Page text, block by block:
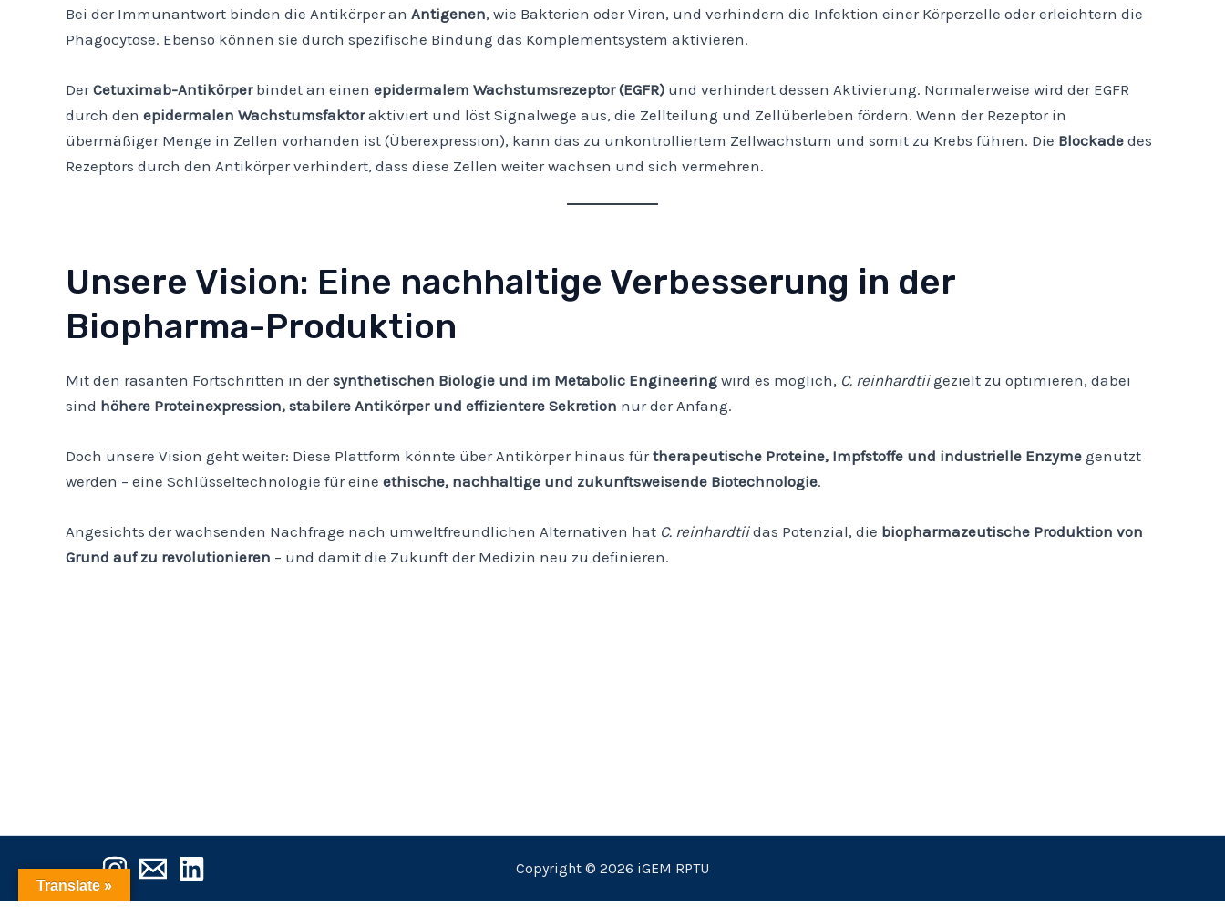
Bei der Immunantwort binden die Antikörper an Antigenen, wie Bakterien oder Viren, und verhindern die Infektion einer Körperzelle oder erleichtern die
Phagocytose. Ebenso können sie durch spezifische Bindung das Komplementsystem aktivieren.
DerCetuximab-Antikörperbindet an einen epidermalem Wachstumsrezeptor (EGFR) und verhindert dessen Aktivierung. Normalerweise wird der EGFR
durch den epidermalen Wachstumsfaktoraktiviert und löst Signalwege aus, die Zellteilung und Zellüberleben fördern. Wenn der Rezeptor in
übermäßiger Menge in Zellen vorhanden ist (Überexpression), kann das zu unkontrolliertem Zellwachstum und somit zu Krebs führen. Die Blockade des
Rezeptors durch den Antikörper verhindert, dass diese Zellen weiter wachsen und sich vermehren.
Unsere Vision: Eine nachhaltige Verbesserung in der
Biopharma-Produktion
Mit den rasanten Fortschritten in dersynthetischen Biologie und im Metabolic Engineering wird es möglich, C. reinhardtiigezielt zu optimieren, dabei
sind höhere Proteinexpression, stabilere Antikörper und effizientere Sekretion nur der Anfang.
Doch unsere Vision geht weiter: Diese Plattform könnte über Antikörper hinaus fürtherapeutische Proteine, Impfstoffe und industrielle Enzyme genutzt
werden – eine Schlüsseltechnologie für eine ethische, nachhaltige und zukunftsweisende Biotechnologie.
Angesichts der wachsenden Nachfrage nach umweltfreundlichen Alternativen hat C. reinhardtiidas Potenzial, die biopharmazeutische Produktion von
Grund auf zu revolutionieren – und damit die Zukunft der Medizin neu zu definieren.
Copyright © 2026 iGEM RPTU
Translate »